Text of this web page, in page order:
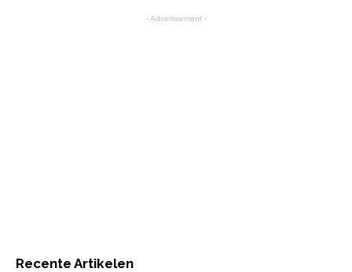
- Advertisement -
Recente Artikelen